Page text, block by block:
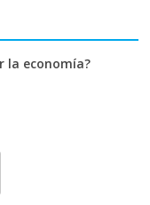
la economía?